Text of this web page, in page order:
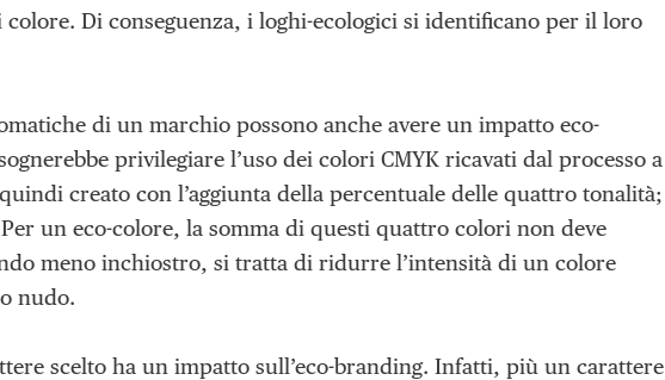
Di conseguenza, i loghi-ecologici si identificano per il loro
di un marchio possono anche avere un impatto eco-
privilegiare l’uso dei colori CMYK ricavati dal processo a
creato con l’aggiunta della percentuale delle quattro tonalità;
un eco-colore, la somma di questi quattro colori non deve
meno inchiostro, si tratta di ridurre l’intensità di un colore
nudo.
scelto ha un impatto sull’eco-branding. Infatti, più un carattere